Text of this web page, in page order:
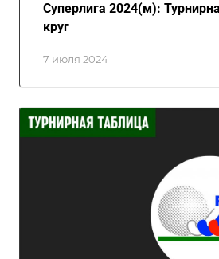
7 июля 2024
Суперлига 2024(м):
круг